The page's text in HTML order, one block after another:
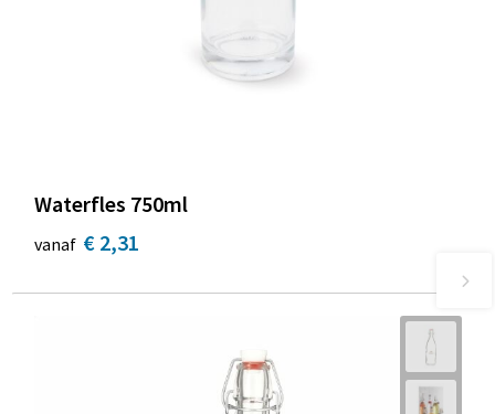
Waterfles 750ml
vanaf € 2,31